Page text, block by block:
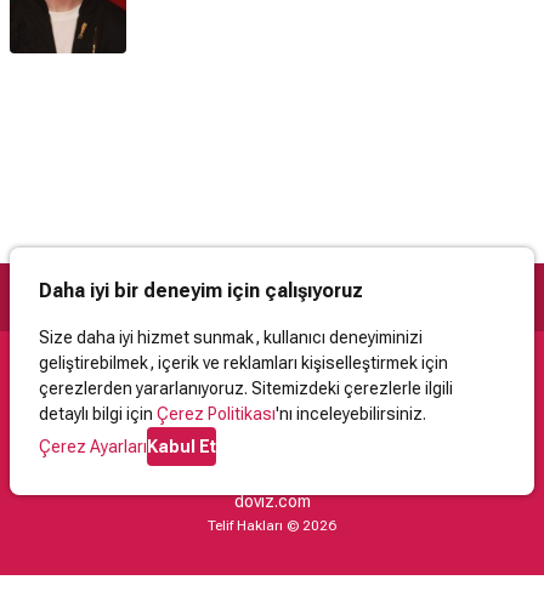
Daha iyi bir deneyim için çalışıyoruz
Size daha iyi hizmet sunmak, kullanıcı deneyiminizi
geliştirebilmek, içerik ve reklamları kişiselleştirmek için
çerezlerden yararlanıyoruz. Sitemizdeki çerezlerle ilgili
detaylı bilgi için Çerez Politikası'nı inceleyebilirsiniz.
Çerez AyarlarıKabul Et
Destek
İletişimYardımKullanıcı SözleşmesiÇerez Politikası
Kişisel Verilerin Korunması
doviz.com
Telif Hakları © 2026